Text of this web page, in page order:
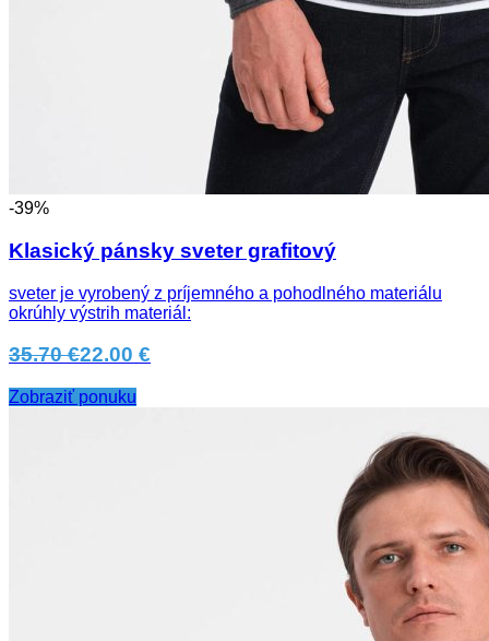
-39%
Klasický pánsky sveter grafitový
sveter je vyrobený z príjemného a pohodlného materiálu
okrúhly výstrih materiál:
35.70 €22.00 €
Zobraziť ponuku